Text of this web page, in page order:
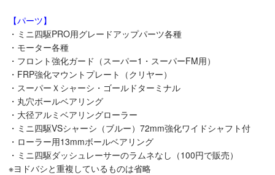
【パーツ】
・ミニ四駆PRO用グレードアップパーツ各種
・モーター各種
・フロント強化ガード（スーパー1・スーパーFM用）
・FRP強化マウントプレート（クリヤー）
・スーパーＸシャーシ・ゴールドターミナル
・丸穴ボールベアリング
・大径アルミベアリングローラー
・ミニ四駆VSシャーシ（ブルー）72mm強化ワイドシャフト付
・ローラー用13mmボールベアリング
・ミニ四駆ダッシュレーサーのラムネなし（100円で販売）
※ヨドバシと重複しているものは省略